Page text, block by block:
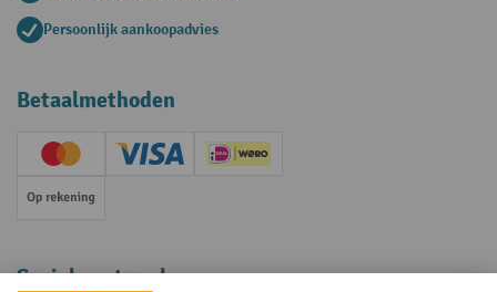
Persoonlijk aankoopadvies
Betaalmethoden
Creditcard (Master)Creditcard (Visa)iDEAL | Wero
Op rekening
Sociale netwerken